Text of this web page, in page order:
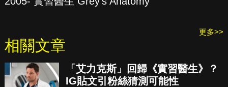
更多>>
相關文章
「艾力克斯」回歸《實習醫生》？
IG貼文引粉絲猜測可能性